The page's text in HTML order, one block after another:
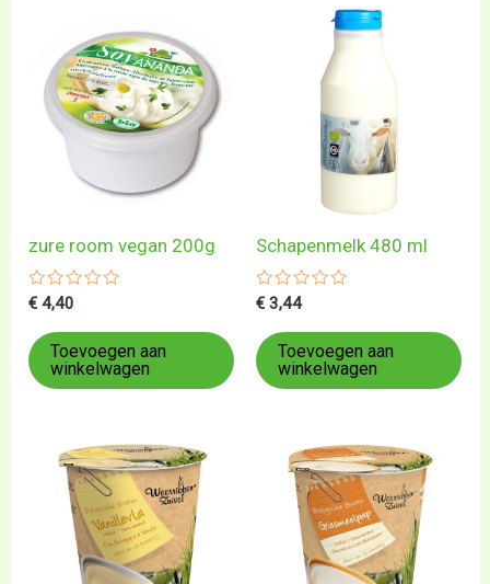
zure room vegan 200g
Gewaardeerd
uit
5
€ 4,40
Toevoegen aan
winkelwagen
Schapenmelk 480 ml
Gewaardeerd
uit
5
€ 3,44
Toevoegen aan
winkelwagen